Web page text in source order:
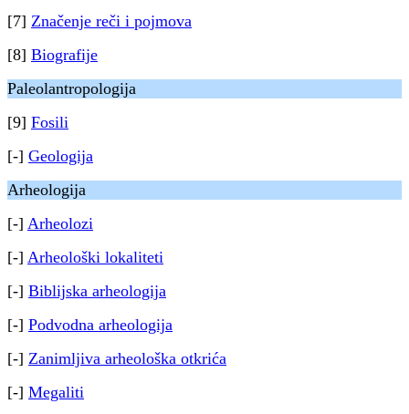
[7] Značenje reči i pojmova
[8] Biografije
Paleolantropologija
[9] Fosili
[-] Geologija
Arheologija
[-] Arheolozi
[-] Arheološki lokaliteti
[-] Biblijska arheologija
[-] Podvodna arheologija
[-] Zanimljiva arheološka otkrića
[-] Megaliti